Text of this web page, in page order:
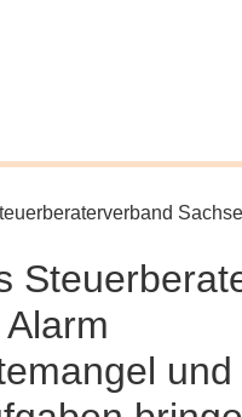
und